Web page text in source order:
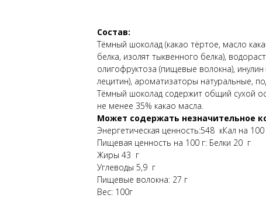
Состав:
Тёмный шоколад (какао тёртое, масло
белка, изолят тыквенного белка),
олигофруктоза (пищевые волокна),
лецитин), ароматизаторы натуральные,
Тёмный шоколад содержит общий сухой
не менее 35% какао масла.
Может содержать незначительное
Энергетическая ценность:548 кКал на 100
Пищевая ценность на 100 г: Белки 20 г
Жиры 43 г
Углеводы 5,9 г
Пищевые волокна: 27 г
Вес: 100г